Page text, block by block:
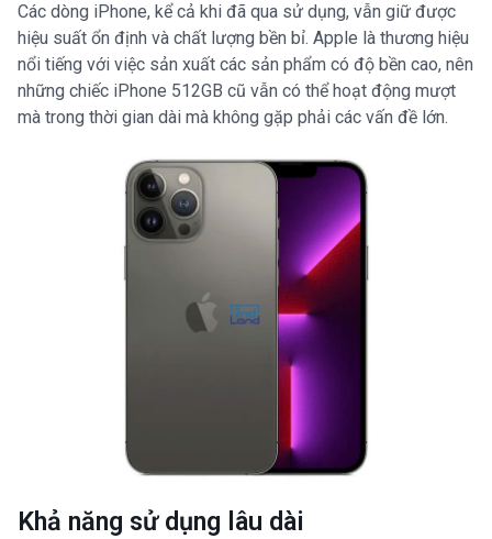
Các dòng iPhone, kể cả khi đã qua sử dụng, vẫn giữ được
hiệu suất ổn định và chất lượng bền bỉ. Apple là thương hiệu
nổi tiếng với việc sản xuất các sản phẩm có độ bền cao, nên
những chiếc iPhone 512GB cũ vẫn có thể hoạt động mượt
mà trong thời gian dài mà không gặp phải các vấn đề lớn.
Khả năng sử dụng lâu dài